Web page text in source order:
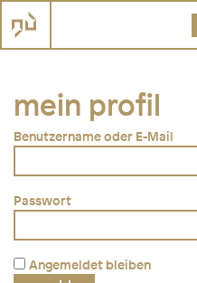
mein profil
Benutzername oder E-Mail
Passwort
Angemeldet bleiben